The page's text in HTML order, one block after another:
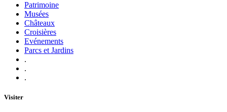
Patrimoine
Musées
Châteaux
Croisières
Evénements
Parcs et Jardins
.
.
.
Visiter